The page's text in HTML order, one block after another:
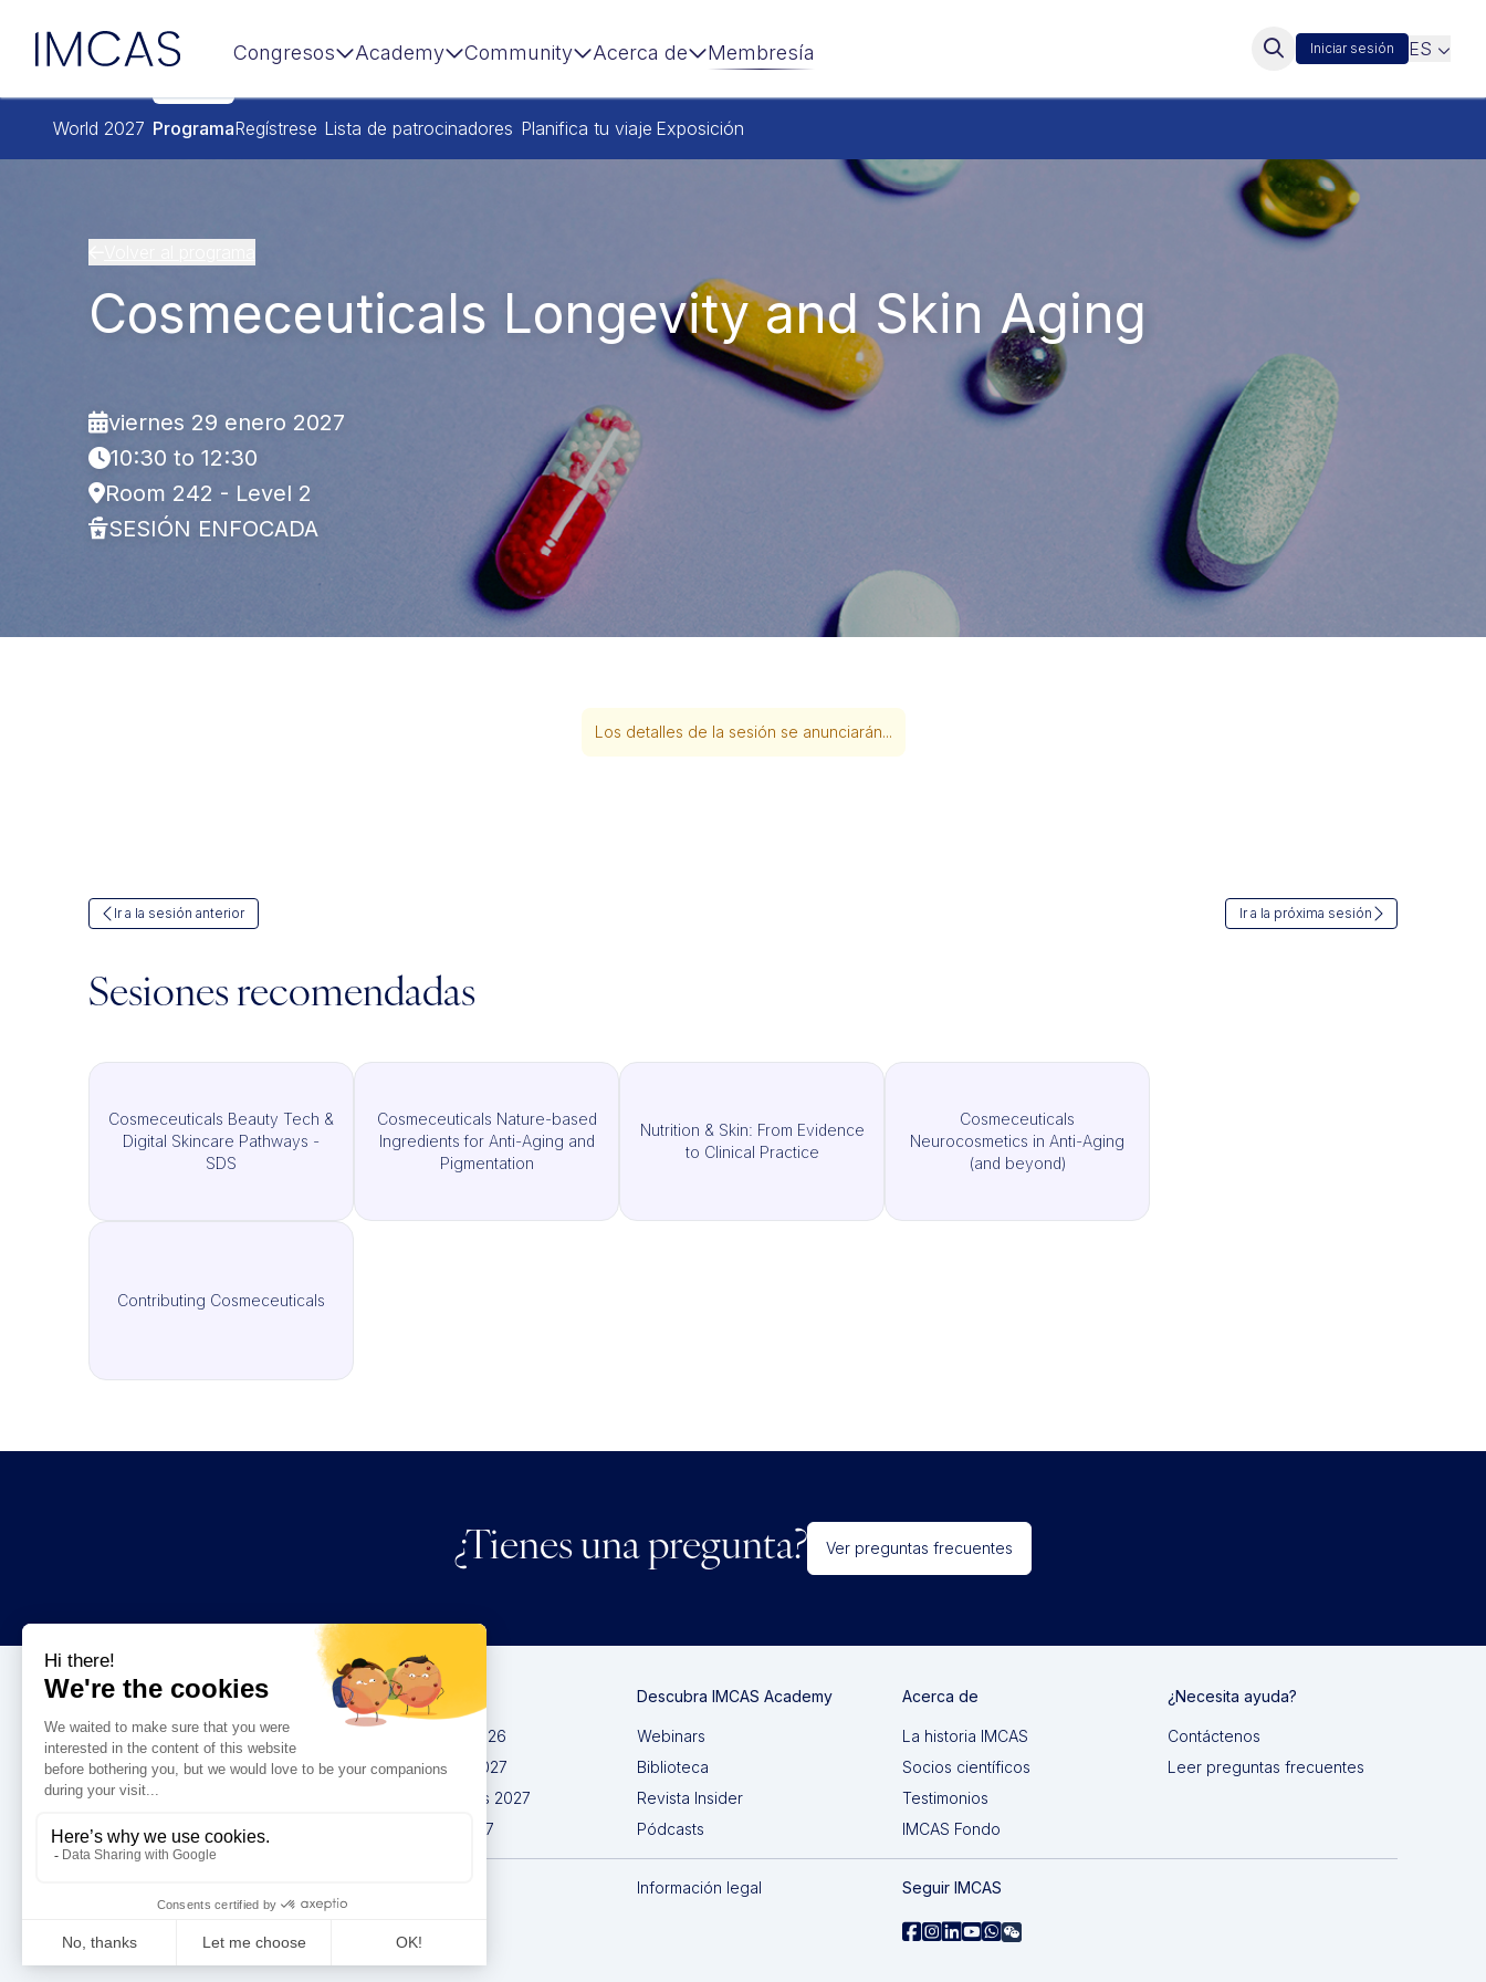
Ir al contenido principal
IMCAS Congresos Academy Community Acerca de Membresía Iniciar sesión ES
World 2027 ProgramaRegístrese Lista de patrocinadores Planifica tu viaje Exposición
Cosmeceuticals Longevity and Skin Aging
viernes 29 enero 2027
10:30 to 12:30
Room 242 - Level 2
SESIÓN ENFOCADA
Los detalles de la sesión se anunciarán...
Ir a la sesión anterior Ir a la próxima sesión
Sesiones recomendadas
Cosmeceuticals Beauty Tech &
Digital Skincare Pathways -
SDS
Cosmeceuticals Nature-based
Ingredients for Anti-Aging and
Pigmentation
Nutrition & Skin: From Evidence
to Clinical Practice
Cosmeceuticals
Neurocosmetics in Anti-Aging
(and beyond)
Contributing Cosmeceuticals
¿Tienes una pregunta? Ver preguntas frecuentes
Congresos
IMCAS China 2026
IMCAS World 2027
IMCAS Americas 2027
IMCAS Asia 2027
Descubra IMCAS Academy
Webinars
Biblioteca
Revista Insider
Pódcasts
Acerca de
La historia IMCAS
Socios científicos
Testimonios
IMCAS Fondo
¿Necesita ayuda?
Contáctenos
Leer preguntas frecuentes
Información legal Seguir IMCAS